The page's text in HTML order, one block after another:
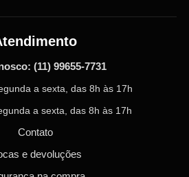
(11) 99655-7731
a sexta, das 8h às 17h
a sexta, das 8h às 17h
Contato
e devoluções